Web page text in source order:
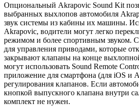
Опциональный Akrapovic Sound Kit
выбранных выхлопов автомобиля
звук системы из кабины их машины.
Akrapovic, водители могут легко
режимом и более спортивным звуком.
для управления приводами, которые
закрывают клапаны на конце
могут использовать Sound Remote
приложение для смартфона (для iOS и
регулирования клапанов. Если
кнопкой выпускного клапана внутри
комплект не нужен.